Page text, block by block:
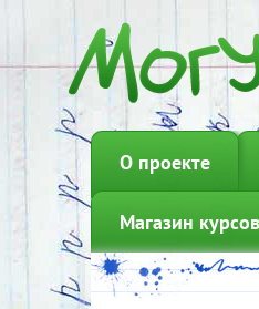
О проекте
Магазин